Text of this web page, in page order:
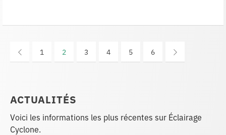
1 2 3 4 5 6
ACTUALITÉS
Voici les informations les plus récentes sur Éclairage
Cyclone.